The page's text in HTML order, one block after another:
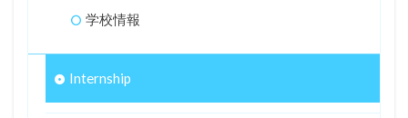
学校情報
Internship